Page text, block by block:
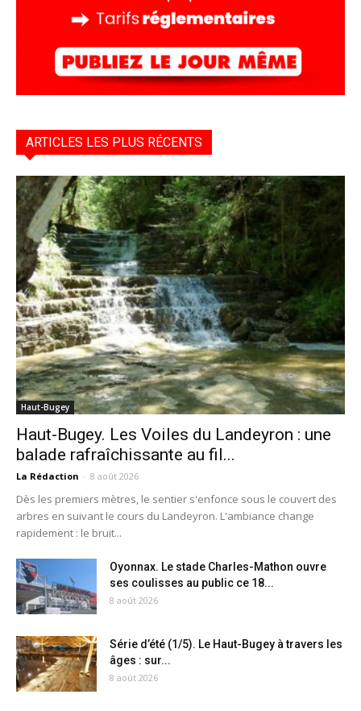
ARTICLES LES PLUS RÉCENTS
Haut-Bugey
Haut-Bugey. Les Voiles du Landeyron : une
balade rafraîchissante au fil...
La Rédaction - 8 août 2026
Dès les premiers mètres, le sentier s'enfonce sous le couvert des
arbres en suivant le cours du Landeyron. L'ambiance change
rapidement : le bruit...
Oyonnax. Le stade Charles-Mathon ouvre
ses coulisses au public ce 18...
8 août 2026
Série d’été (1/5). Le Haut-Bugey à travers les
âges : sur...
8 août 2026